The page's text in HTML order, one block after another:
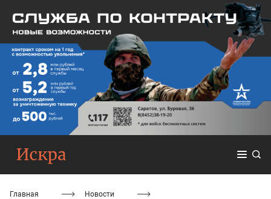
Главная
Новости